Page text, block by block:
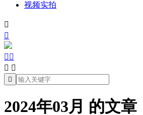
视频实拍


 
 

2024年03月 的文章